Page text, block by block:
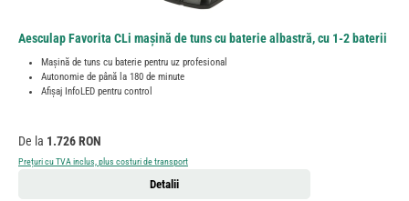
Aesculap Favorita CLi mașină de tuns cu baterie albastră, cu 1-2 baterii
Mașină de tuns cu baterie pentru uz profesional
Autonomie de până la 180 de minute
Afișaj InfoLED pentru control
Preț obișnuit:
De la 1.726 RON
Prețuri cu TVA inclus, plus costuri de transport
Detalii